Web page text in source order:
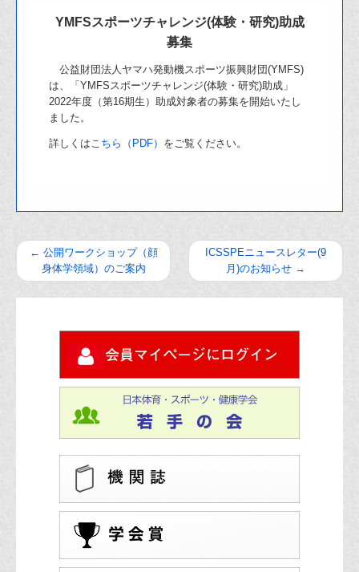
YMFSスポーツチャレンジ(体験・研究)助成
募集
公益財団法人ヤマハ発動機スポーツ振興財団(YMFS)
は、「YMFSスポーツチャレンジ(体験・研究)助成」
2022年度（第16期生）助成対象者の募集を開始いたし
ました。
詳しくはこちら（PDF） をご覧ください。
← 公開ワークショップ（顔
身体学領域）のご案内
ICSSPEニュースレター(9
月)のお知らせ →